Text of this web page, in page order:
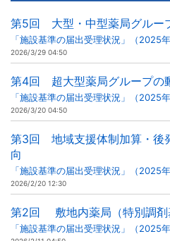
第5回 大型・中型薬局グルー
「施設基準の届出受理状況」（2025
2026/3/29 04:50
第4回 超大型薬局グループの
「施設基準の届出受理状況」（2025
2026/3/20 04:50
第3回 地域支援体制加算・後
向
「施設基準の届出受理状況」（2025
2026/2/20 12:30
第2回 敷地内薬局（特別調
「施設基準の届出受理状況」（2025